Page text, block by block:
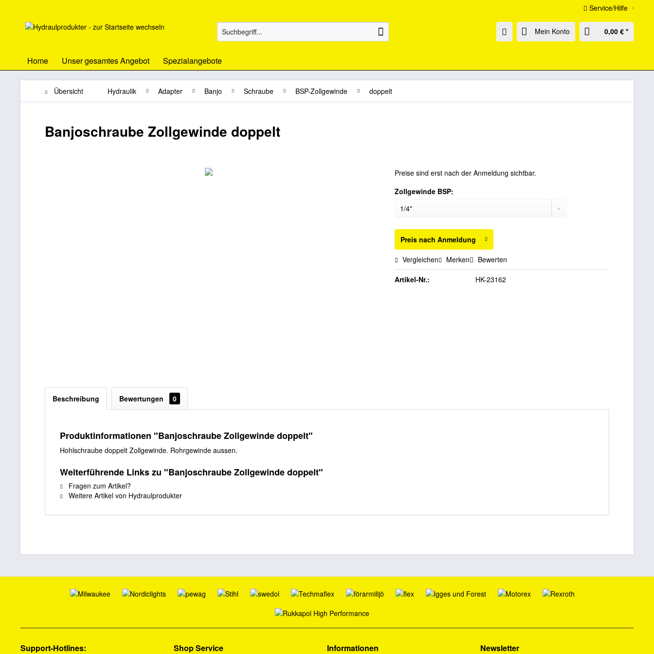
Service/Hilfe
Mein Konto 0,00 € *
Home Unser gesamtes Angebot Spezialangebote
Übersicht Hydraulik Adapter Banjo Schraube BSP-Zollgewinde doppelt
Banjoschraube Zollgewinde doppelt
Preise sind erst nach der Anmeldung sichtbar.
Zollgewinde BSP:
Preis nach Anmeldung
Vergleichen Merken Bewerten
Artikel-Nr.: HK-23162
Beschreibung Bewertungen 0
Produktinformationen "Banjoschraube Zollgewinde doppelt"
Hohlschraube doppelt Zollgewinde. Rohrgewinde aussen.
Weiterführende Links zu "Banjoschraube Zollgewinde doppelt"
Fragen zum Artikel?
Weitere Artikel von Hydraulprodukter
Support-Hotlines: Shop Service Informationen Newsletter